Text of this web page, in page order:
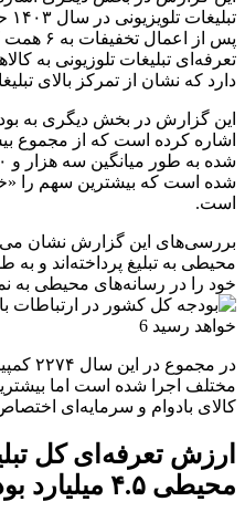
پس از
تعرفه‌ای تبلیغات تلوزیونی به
دارد که نشان از تمرکز بالای
این گزارش در بخش دیگری به
شده است که بیشترین سهم را
است.
خود را در رسانه‌های محیطی به
در
مختلف اجرا شده است اما
کالای بادوام و سرمایه‌ای
ارزش تعرفه‌ای کل
محیطی ۴.۵ میلیارد بود